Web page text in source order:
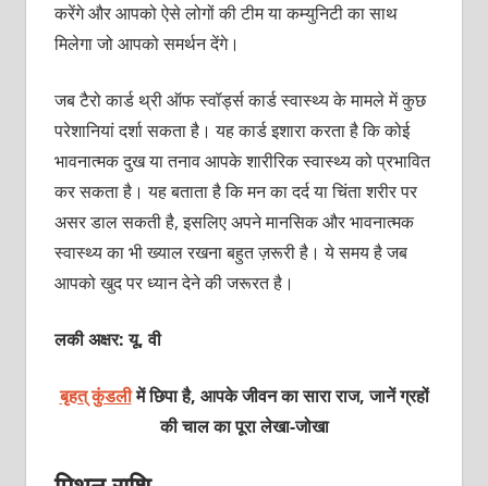
करेंगे और आपको ऐसे लोगों की टीम या कम्युनिटी का साथ
मिलेगा जो आपको समर्थन देंगे।
जब टैरो कार्ड थ्री ऑफ स्वॉर्ड्स कार्ड स्वास्थ्य के मामले में कुछ
परेशानियां दर्शा सकता है। यह कार्ड इशारा करता है कि कोई
भावनात्मक दुख या तनाव आपके शारीरिक स्वास्थ्य को प्रभावित
कर सकता है। यह बताता है कि मन का दर्द या चिंता शरीर पर
असर डाल सकती है, इसलिए अपने मानसिक और भावनात्मक
स्वास्थ्य का भी ख्याल रखना बहुत ज़रूरी है। ये समय है जब
आपको खुद पर ध्यान देने की जरूरत है।
लकी अक्षर: यू, वी
बृहत् कुंडलीमें छिपा है, आपके जीवन का सारा राज, जानें ग्रहों
की चाल का पूरालेखा-जोखा